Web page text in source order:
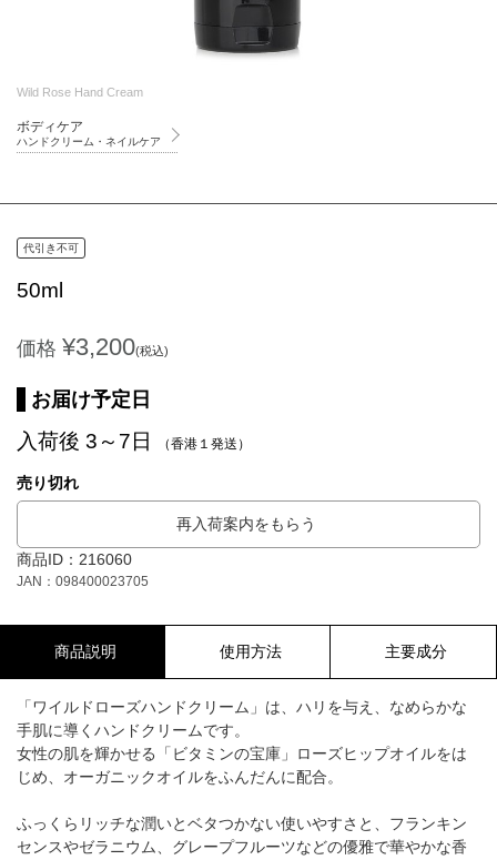
Wild Rose Hand Cream
ボディケア
ハンドクリーム・ネイルケア
代引き不可
50ml
価格 ¥3,200(税込)
お届け予定日
入荷後 3～7日 （香港１発送）
売り切れ
再入荷案内をもらう
商品ID：216060
JAN：098400023705
商品説明 使用方法 主要成分
「ワイルドローズハンドクリーム」は、ハリを与え、なめらかな
手肌に導くハンドクリームです。
女性の肌を輝かせる「ビタミンの宝庫」ローズヒップオイルをは
じめ、オーガニックオイルをふんだんに配合。
ふっくらリッチな潤いとベタつかない使いやすさと、フランキン
センスやゼラニウム、グレープフルーツなどの優雅で華やかな香